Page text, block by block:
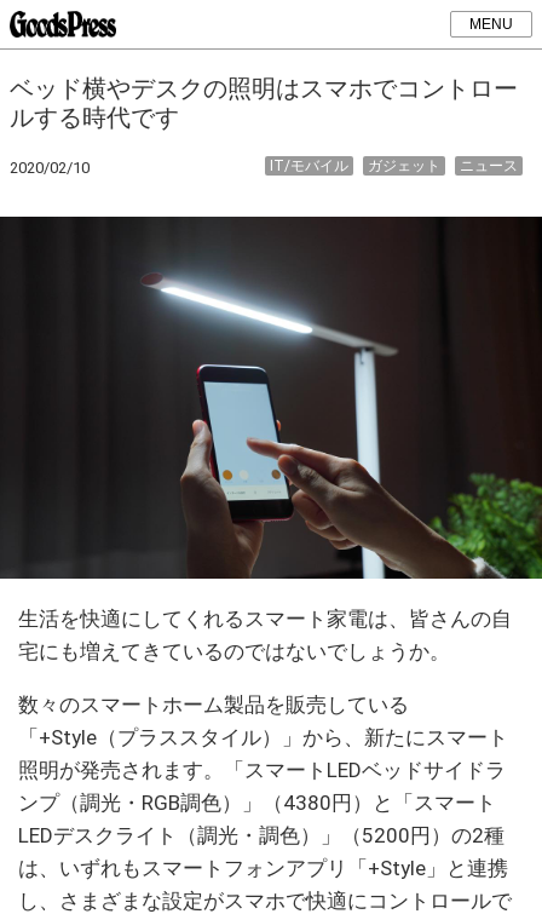
MENU
ベッド横やデスクの照明はスマホでコントロー
ルする時代です
2020/02/10 ニュース
ガジェット
IT/モバイル
生活を快適にしてくれるスマート家電は、皆さんの自
宅にも増えてきているのではないでしょうか。
数々のスマートホーム製品を販売している
「+Style（プラススタイル）」から、新たにスマート
照明が発売されます。「スマートLEDベッドサイドラ
ンプ（調光・RGB調色）」（4380円）と「スマート
LEDデスクライト（調光・調色）」（5200円）の2種
は、いずれもスマートフォンアプリ「+Style」と連携
し、さまざまな設定がスマホで快適にコントロールで